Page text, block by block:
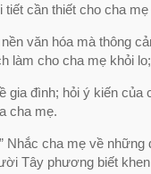
tiết cần thiết cho cha
văn hóa mà thông
làm cho cha mẹ khỏi
gia đình; hỏi ý kiến
cha mẹ.
cha mẹ về
Tây phương biết